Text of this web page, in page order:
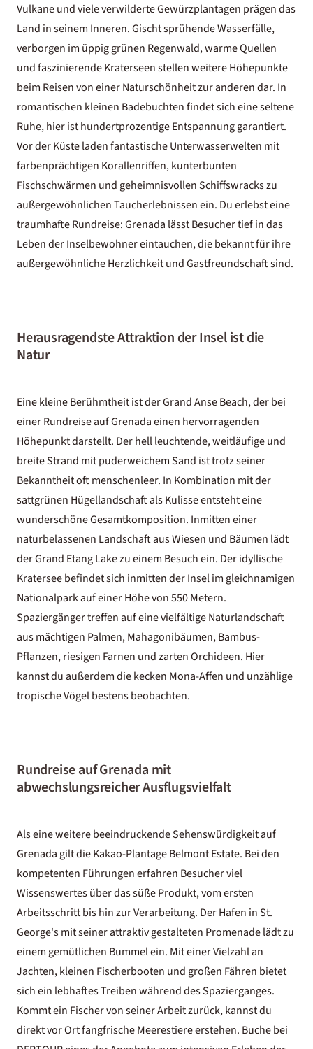
Vulkane und viele verwilderte Gewürzplantagen prägen das
Land in seinem Inneren. Gischt sprühende Wasserfälle,
verborgen im üppig grünen Regenwald, warme Quellen
und faszinierende Kraterseen stellen weitere Höhepunkte
beim Reisen von einer Naturschönheit zur anderen dar. In
romantischen kleinen Badebuchten findet sich eine seltene
Ruhe, hier ist hundertprozentige Entspannung garantiert.
Vor der Küste laden fantastische Unterwasserwelten mit
farbenprächtigen Korallenriffen, kunterbunten
Fischschwärmen und geheimnisvollen Schiffswracks zu
außergewöhnlichen Taucherlebnissen ein. Du erlebst eine
traumhafte Rundreise: Grenada lässt Besucher tief in das
Leben der Inselbewohner eintauchen, die bekannt für ihre
außergewöhnliche Herzlichkeit und Gastfreundschaft sind.
Herausragendste Attraktion der Insel ist die
Natur
Eine kleine Berühmtheit ist der Grand Anse Beach, der bei
einer Rundreise auf Grenada einen hervorragenden
Höhepunkt darstellt. Der hell leuchtende, weitläufige und
breite Strand mit puderweichem Sand ist trotz seiner
Bekanntheit oft menschenleer. In Kombination mit der
sattgrünen Hügellandschaft als Kulisse entsteht eine
wunderschöne Gesamtkomposition. Inmitten einer
naturbelassenen Landschaft aus Wiesen und Bäumen lädt
der Grand Etang Lake zu einem Besuch ein. Der idyllische
Kratersee befindet sich inmitten der Insel im gleichnamigen
Nationalpark auf einer Höhe von 550 Metern.
Spaziergänger treffen auf eine vielfältige Naturlandschaft
aus mächtigen Palmen, Mahagonibäumen, Bambus-
Pflanzen, riesigen Farnen und zarten Orchideen. Hier
kannst du außerdem die kecken Mona-Affen und unzählige
tropische Vögel bestens beobachten.
Rundreise auf Grenada mit
abwechslungsreicher Ausflugsvielfalt
Als eine weitere beeindruckende Sehenswürdigkeit auf
Grenada gilt die Kakao-Plantage Belmont Estate. Bei den
kompetenten Führungen erfahren Besucher viel
Wissenswertes über das süße Produkt, vom ersten
Arbeitsschritt bis hin zur Verarbeitung. Der Hafen in St.
George's mit seiner attraktiv gestalteten Promenade lädt zu
einem gemütlichen Bummel ein. Mit einer Vielzahl an
Jachten, kleinen Fischerbooten und großen Fähren bietet
sich ein lebhaftes Treiben während des Spazierganges.
Kommt ein Fischer von seiner Arbeit zurück, kannst du
direkt vor Ort fangfrische Meerestiere erstehen. Buche bei